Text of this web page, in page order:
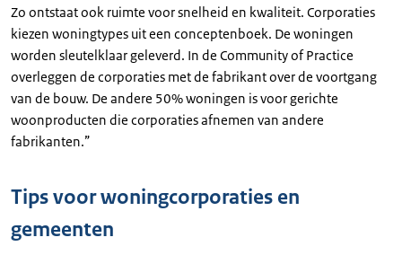
Zo ontstaat ook ruimte voor snelheid en kwaliteit. Corporaties
kiezen woningtypes uit een conceptenboek. De woningen
worden sleutelklaar geleverd. In de Community of Practice
overleggen de corporaties met de fabrikant over de voortgang
van de bouw. De andere 50% woningen is voor gerichte
woonproducten die corporaties afnemen van andere
fabrikanten.”
Tips voor woningcorporaties en
gemeenten